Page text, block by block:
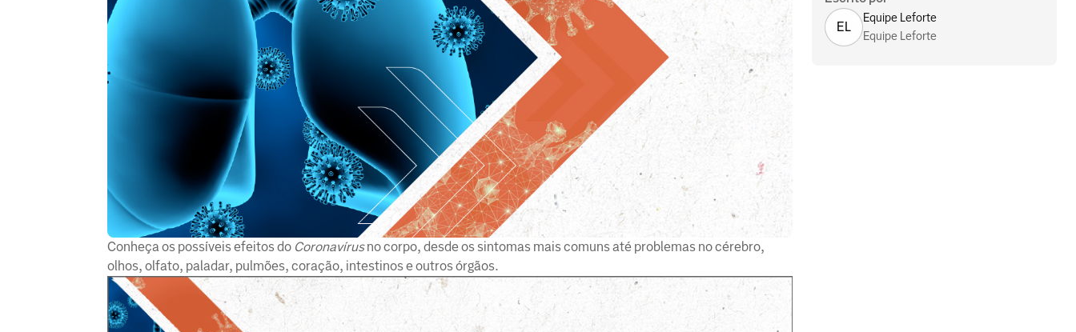
Conheça os possíveis efeitos do Coronavírusno corpo, desde os sintomas mais comuns até problemas no cérebro,
olhos, olfato, paladar, pulmões, coração, intestinos e outros órgãos.
EL
Equipe Leforte
Equipe Leforte